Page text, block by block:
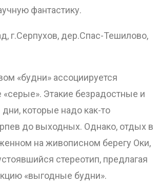
фантастику.
г.Серпухов, дер.Спас-Тешилово,
«будни» ассоциируется
«серые». Этакие безрадостные и
которые надо как-то
до выходных. Однако, отдых в
на живописном берегу Оки,
стереотип, предлагая
«выгодные будни».